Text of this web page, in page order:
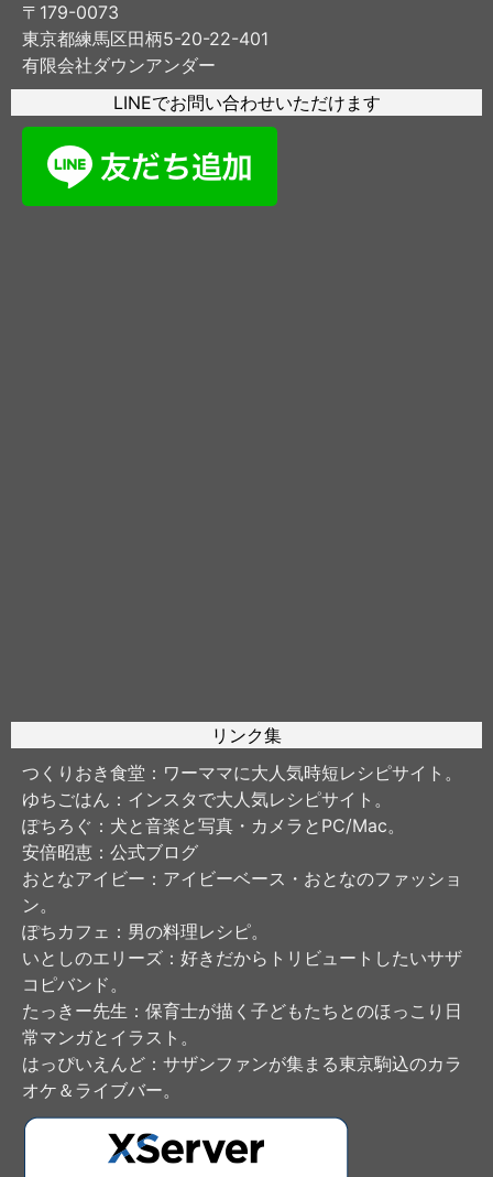
〒179-0073
東京都練馬区田柄5-20-22-401
有限会社ダウンアンダー
LINEでお問い合わせいただけます
リンク集
つくりおき食堂 ：ワーママに大人気時短レシピサイト。
ゆちごはん ：インスタで大人気レシピサイト。
ぽちろぐ ：犬と音楽と写真・カメラとPC/Mac。
安倍昭恵 ：公式ブログ
おとなアイビー ：アイビーベース・おとなのファッショ
ン。
ぽちカフェ ：男の料理レシピ。
いとしのエリーズ ：好きだからトリビュートしたいサザ
コピバンド。
たっきー先生 ：保育士が描く子どもたちとのほっこり日
常マンガとイラスト。
はっぴいえんど ：サザンファンが集まる東京駒込のカラ
オケ＆ライブバー。